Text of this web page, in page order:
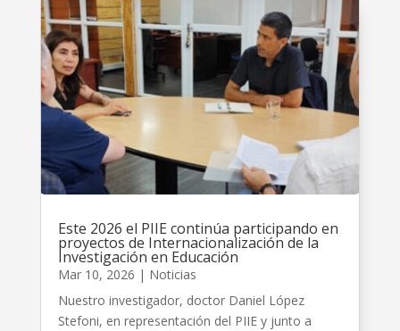
Este 2026 el PIIE continúa participando en
proyectos de Internacionalización de la
Investigación en Educación
Mar 10, 2026 | Noticias
Nuestro investigador, doctor Daniel López
Stefoni, en representación del PIIE y junto a